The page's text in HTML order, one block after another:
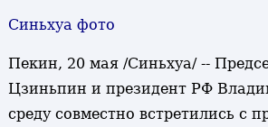
Синьхуа фото
Пекин, 20 мая /Синьхуа/ --
Цзиньпин и президент РФ
среду совместно встретились с